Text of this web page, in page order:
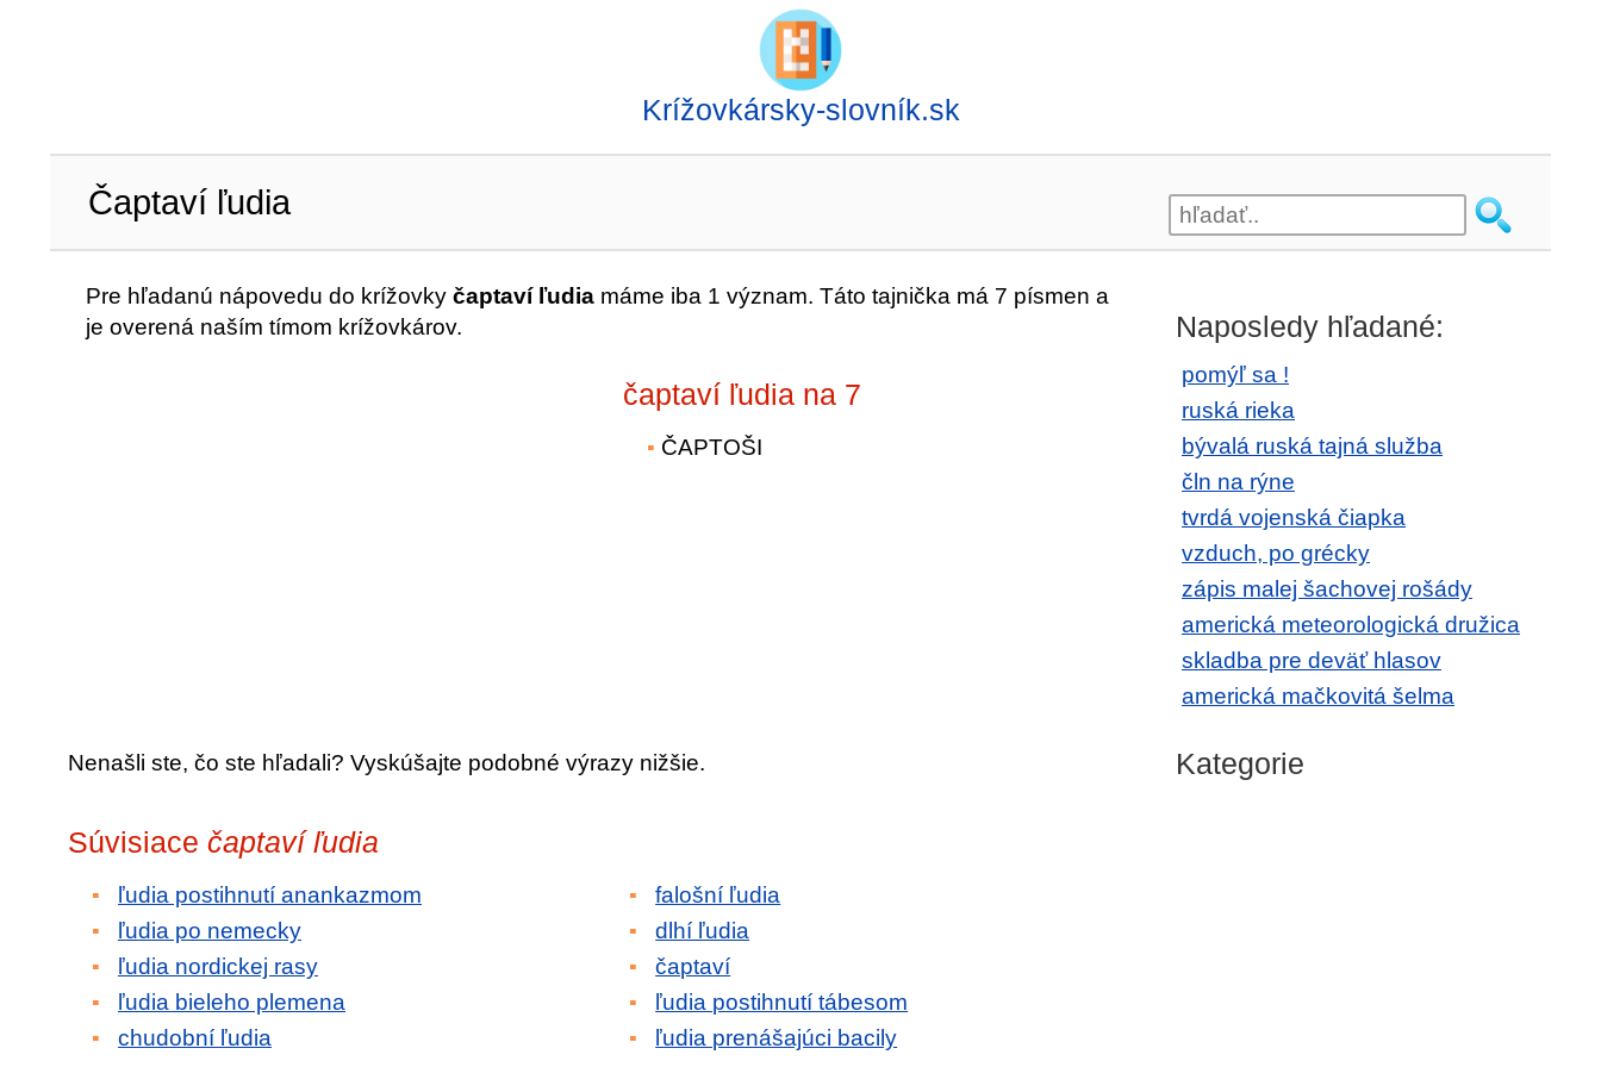
Krížovkársky-slovník.sk
Čaptaví ľudia
Pre hľadanú nápovedu do krížovky čaptaví ľudia máme iba 1 význam. Táto tajnička má 7 písmen a
je overená naším tímom krížovkárov.
čaptaví ľudia na 7
ČAPTOŠI
Nenašli ste, čo ste hľadali? Vyskúšajte podobné výrazy nižšie.
Súvisiace čaptaví ľudia
ľudia postihnutí anankazmom
ľudia po nemecky
ľudia nordickej rasy
ľudia bieleho plemena
chudobní ľudia
falošní ľudia
dlhí ľudia
čaptaví
ľudia postihnutí tábesom
ľudia prenášajúci bacily
Naposledy hľadané:
pomýľ sa !
ruská rieka
bývalá ruská tajná služba
čln na rýne
tvrdá vojenská čiapka
vzduch, po grécky
zápis malej šachovej rošády
americká meteorologická družica
skladba pre deväť hlasov
americká mačkovitá šelma
Kategorie